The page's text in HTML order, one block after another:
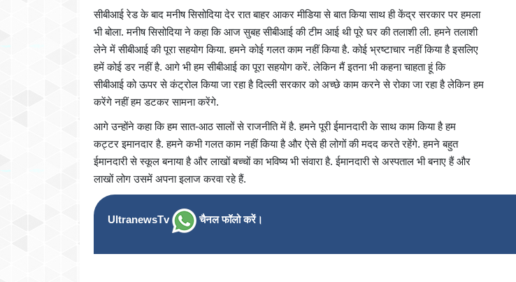
सीबीआई रेड के बाद मनीष सिसोदिया देर रात बाहर आकर मीडिया से बात किया साथ ही केंद्र सरकार पर हमला
भी बोला. मनीष सिसोदिया ने कहा कि आज सुबह सीबीआई की टीम आई थी पूरे घर की तलाशी ली. हमने तलाशी
लेने में सीबीआई की पूरा सहयोग किया. हमने कोई गलत काम नहीं किया है. कोई भ्रष्टाचार नहीं किया है इसलिए
हमें कोई डर नहीं है. आगे भी हम सीबीआई का पूरा सहयोग करें. लेकिन मैं इतना भी कहना चाहता हूं कि
सीबीआई को ऊपर से कंट्रोल किया जा रहा है दिल्ली सरकार को अच्छे काम करने से रोका जा रहा है लेकिन हम
करेंगे नहीं हम डटकर सामना करेंगे.
आगे उन्होंने कहा कि हम सात-आठ सालों से राजनीति में है. हमने पूरी ईमानदारी के साथ काम किया है हम
कट्टर इमानदार है. हमने कभी गलत काम नहीं किया है और ऐसे ही लोगों की मदद करते रहेंगे. हमने बहुत
ईमानदारी से स्कूल बनाया है और लाखों बच्चों का भविष्य भी संवारा है. ईमानदारी से अस्पताल भी बनाए हैं और
लाखों लोग उसमें अपना इलाज करवा रहे हैं.
UltranewsTv चैनल फॉलो करें।